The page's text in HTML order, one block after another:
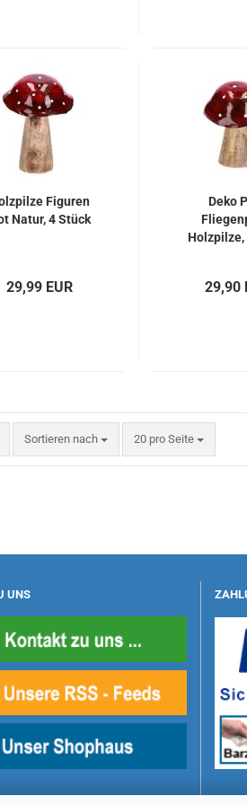
Figuren
Natur, 4 Stück
29,99 EUR
Deko
Holzpilze,
29,90
Sortieren nach
Sortieren nach 20 pro Seite
pro Seite
UNS